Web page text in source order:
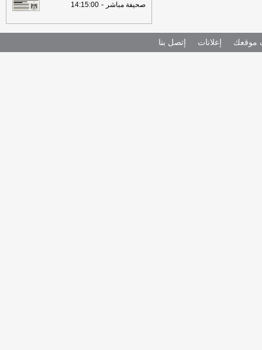
صحيفة مباشر -
14:15:00
موقعك إعلانات إتصل بنا